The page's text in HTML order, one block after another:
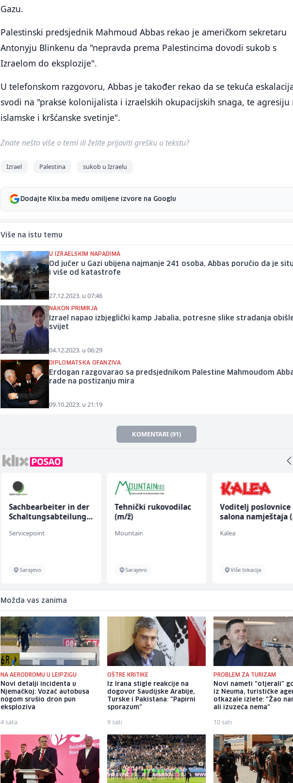
Gazu.
Palestinski predsjednik Mahmoud Abbas rekao je američkom sekretaru
Antonyju Blinkenu da "nepravda prema Palestincima dovodi sukob s
Izraelom do eksplozije".
U telefonskom razgovoru, Abbas je također rekao da se tekuća
svodi na "prakse kolonijalista i izraelskih okupacijskih snaga, te agresiju
islamske i kršćanske svetinje".
Znate nešto više o temi ili želite prijaviti grešku u tekstu?
Izrael Palestina sukob u Izraelu
Dodajte Klix.ba među omiljene izvore na Googlu
Više na istu temu
U IZRAELSKIM NAPADIMA
Od jučer u Gazi ubijena najmanje 241 osoba, Abbas poručio da je
i više od katastrofe
27.12.2023. u 07:46
NAKON PRIMIRJA
Izrael napao izbjeglički kamp Jabalia, potresne slike stradanja
svijet
04.12.2023. u 06:29
DIPLOMATSKA OFANZIVA
Erdogan razgovarao sa predsjednikom Palestine Mahmoudom
rade na postizanju mira
09.10.2023. u 21:19
KOMENTARI (91)
Sachbearbeiter in der
Schaltungsabteilung
Servicepoint
Sarajevo
Tehnički rukovodilac
(m/ž)
Mountain
Sarajevo
Voditelj poslovnice
salona namještaja
Kalea
Više lokacija
Možda vas zanima
NA AERODROMU U LEIPZIGU
Novi detalji incidenta u
Njemačkoj: Vozač autobusa
nogom srušio dron pun
eksploziva
4 sata
OŠTRE KRITIKE
Iz Irana stigle reakcije na
dogovor Saudijske Arabije,
Turske i Pakistana: "Papirni
sporazum"
9 sati
PROBLEM ZA TURIZAM
Novi nameti "otjerali"
iz Neuma, turističke
otkazale izlete: "Žao
ali izuzeća nema"
10 sati